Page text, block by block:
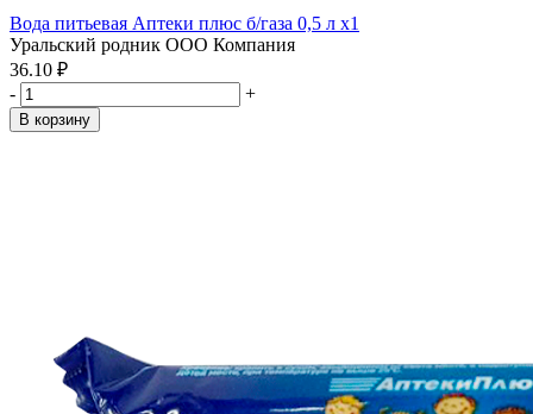
Вода питьевая Аптеки плюс б/газа 0,5 л x1
Уральский родник ООО Компания
36.10 ₽
-
+
В корзину